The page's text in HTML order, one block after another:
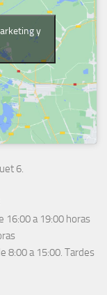
y
6.
16:00 a 19:00 horas
8:00 a 15:00. Tardes